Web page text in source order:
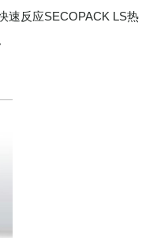
速反应SECOPACK LS热